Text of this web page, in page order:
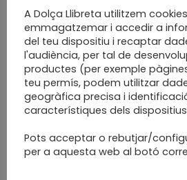
S’acaben els
d’estiu
A Dolça Llibreta utilitzem
emmagatzemar i accedir a
del teu dispositiu i recaptar
l'audiència, per tal de
productes (per exemple
teu permís, podem utilitzar
geogràfica precisa i
característiques dels
Pots acceptar o rebutjar/
per a aquesta web al botó